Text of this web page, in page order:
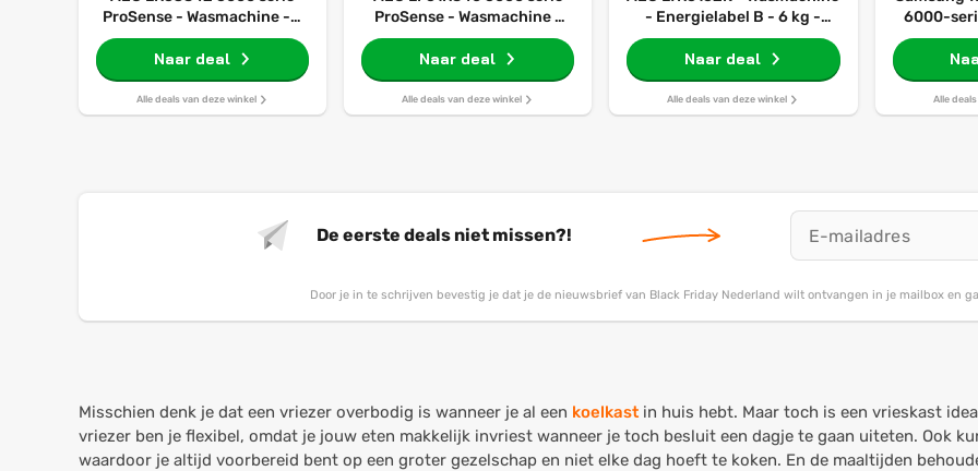
ProSense - Wasmachine - 8
kg - 1400 rpm
Naar deal
Alle deals van deze winkel
ProSense - Wasmachine -
Energielabel A - 1400 toeren
- 8kg - NL/FR
Naar deal
Alle deals van deze winkel
- Energielabel B - 6 kg -
1200 toeren- Wit
Naar deal
Alle deals van deze winkel
6000-
Alle
De eerste deals niet missen?!
Door je in te schrijven bevestig je dat je de nieuwsbrief van Black Friday Nederland wilt ontvangen in je mailbox en
Misschien denk je dat een vriezer overbodig is wanneer je al een koelkast in huis hebt. Maar toch is een vrieskast
vriezer ben je flexibel, omdat je jouw eten makkelijk invriest wanneer je toch besluit een dagje te gaan uiteten. Ook
waardoor je altijd voorbereid bent op een groter gezelschap en niet elke dag hoeft te koken. En de maaltijden